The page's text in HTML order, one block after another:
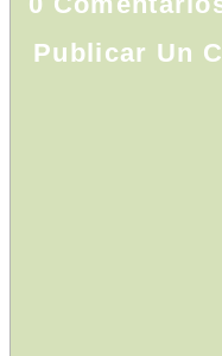
Publicar Un